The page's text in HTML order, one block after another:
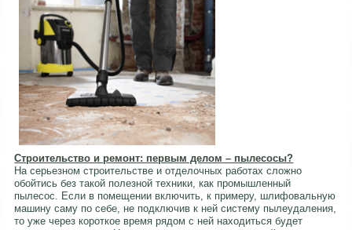
Строительство и ремонт: первым делом – пылесосы?
На серьезном строительстве и отделочных работах сложно
обойтись без такой полезной техники, как промышленный
пылесос. Если в помещении включить, к примеру, шлифовальную
машину саму по себе, не подключив к ней систему пылеудаления,
то уже через короткое время рядом с ней находиться будет